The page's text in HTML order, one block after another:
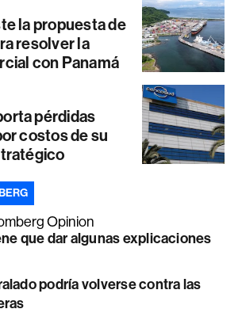
la propuesta de
resolver la
con Panamá
pérdidas
costos de su
Opinion
que dar algunas explicaciones
podría volverse contra las